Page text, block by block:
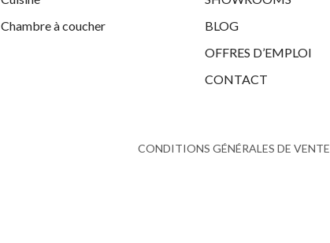
Chambre à coucher
BLOG
OFFRES D’EMPLOI
CONTACT
CONDITIONS GÉNÉRALES DE VENTE